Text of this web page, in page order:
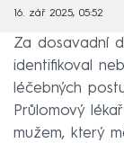
16. zář 2025, 05:52
Za dosavadní
identifikoval
léčebných
Průlomový
mužem, který